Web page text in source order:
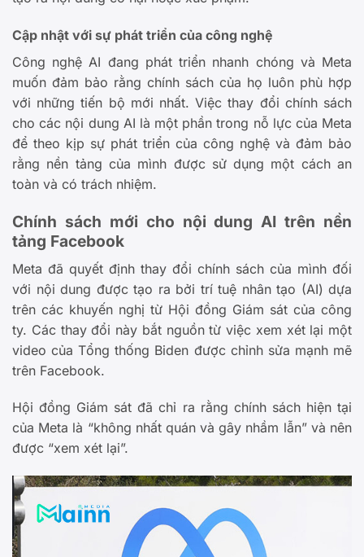
Cập nhật với sự phát triển của công nghệ
Công nghệ AI đang phát triển nhanh chóng và Meta
muốn đảm bảo rằng chính sách của họ luôn phù hợp
với những tiến bộ mới nhất. Việc thay đổi chính sách
cho các nội dung AI là một phần trong nỗ lực của Meta
để theo kịp sự phát triển của công nghệ và đảm bảo
rằng nền tảng của mình được sử dụng một cách an
toàn và có trách nhiệm.
Chính sách mới cho nội dung AI trên nền
tảng Facebook
Meta đã quyết định thay đổi chính sách của mình đối
với nội dung được tạo ra bởi trí tuệ nhân tạo (AI) dựa
trên các khuyến nghị từ Hội đồng Giám sát của công
ty. Các thay đổi này bắt nguồn từ việc xem xét lại một
video của Tổng thống Biden được chỉnh sửa mạnh mẽ
trên Facebook.
Hội đồng Giám sát đã chỉ ra rằng chính sách hiện tại
của Meta là “không nhất quán và gây nhầm lẫn” và nên
được “xem xét lại”.